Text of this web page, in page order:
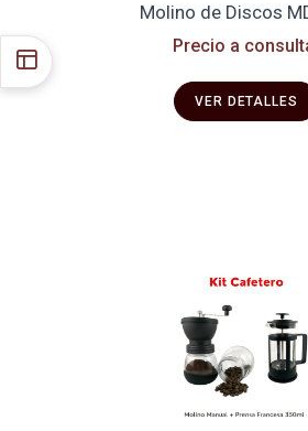
Molino de Discos
Precio a
VER DETALLES